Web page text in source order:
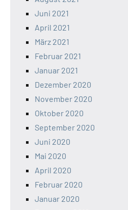
Juni 2021
April 2021
März 2021
Februar 2021
Januar 2021
Dezember 2020
November 2020
Oktober 2020
September 2020
Juni 2020
Mai 2020
April 2020
Februar 2020
Januar 2020